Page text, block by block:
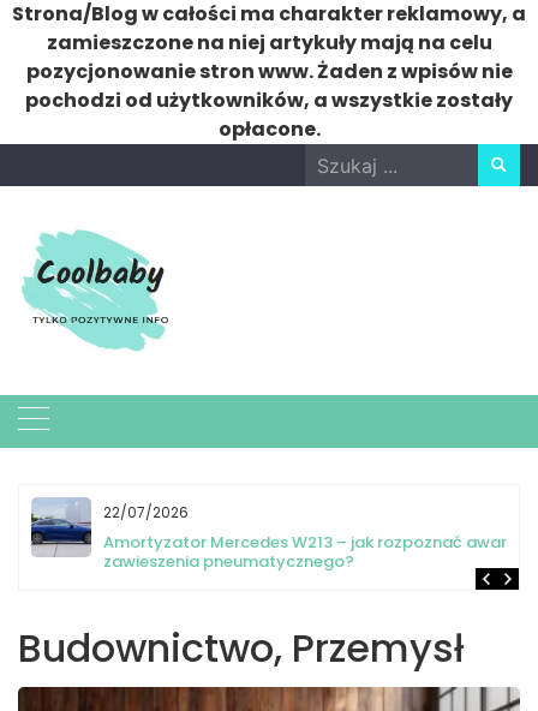
Strona/Blog w całości ma charakter reklamowy, a
zamieszczone na niej artykuły mają na celu
pozycjonowanie stron www. Żaden z wpisów nie
pochodzi od użytkowników, a wszystkie zostały
opłacone.
to
Search
for:
22/07/2026
Amortyzator Mercedes W213 – jak rozpoznać awarię
zawieszenia pneumatycznego?
Budownictwo, Przemysł